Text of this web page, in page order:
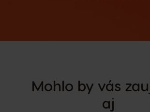
Mohlo by vás
aj